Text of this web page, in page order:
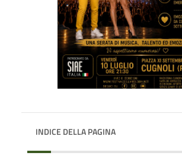
INDICE DELLA PAGINA